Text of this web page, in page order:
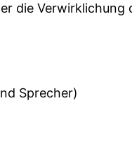
die
Sprecher)